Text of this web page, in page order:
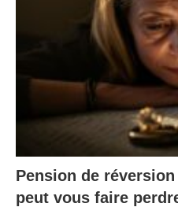
Pension de
peut vous faire